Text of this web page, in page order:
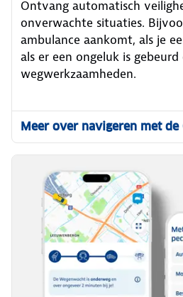
Ontvang automatisch
onverwachte situaties.
ambulance aankomt, als je
als er een ongeluk is
wegwerkzaamheden.
Meer over navigeren met de